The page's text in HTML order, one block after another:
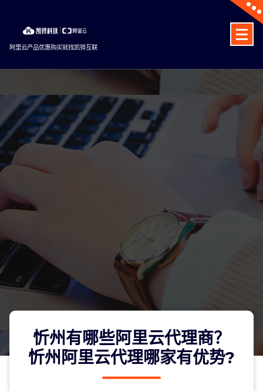
content
阿里云产品优惠购买就找凯铧互联
忻州有哪些阿里云代理商？
忻州阿里云代理哪家有优势?